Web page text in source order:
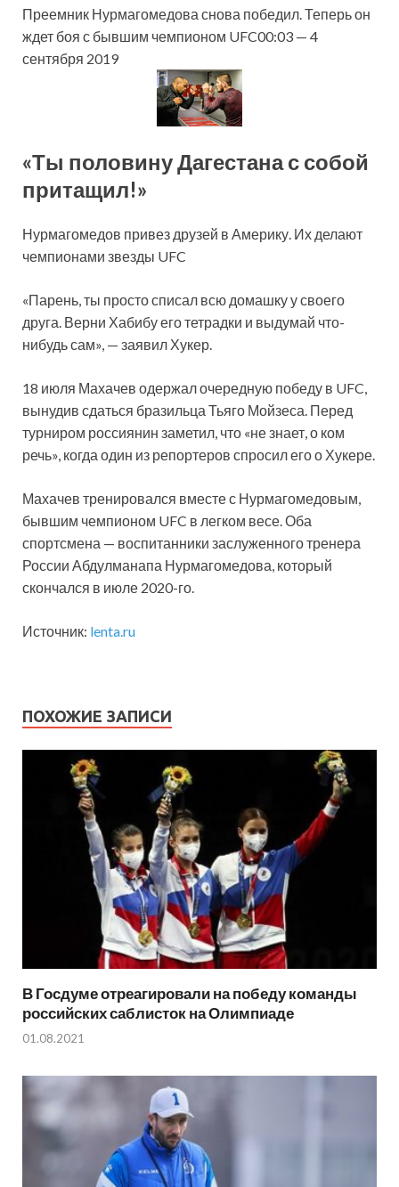
Преемник Нурмагомедова снова победил. Теперь он
ждет боя с бывшим чемпионом UFC00:03 — 4
сентября 2019
«Ты половину Дагестана с собой
притащил!»
Нурмагомедов привез друзей в Америку. Их делают
чемпионами звезды UFC
«Парень, ты просто списал всю домашку у своего
друга. Верни Хабибу его тетрадки и выдумай что-
нибудь сам», — заявил Хукер.
18 июля Махачев одержал очередную победу в UFC,
вынудив сдаться бразильца Тьяго Мойзеса. Перед
турниром россиянин заметил, что «не знает, о ком
речь», когда один из репортеров спросил его о Хукере.
Махачев тренировался вместе с Нурмагомедовым,
бывшим чемпионом UFC в легком весе. Оба
спортсмена — воспитанники заслуженного тренера
России Абдулманапа Нурмагомедова, который
скончался в июле 2020-го.
Источник: lenta.ru
ПОХОЖИЕ ЗАПИСИ
В Госдуме отреагировали на победу команды
российских саблисток на Олимпиаде
01.08.2021